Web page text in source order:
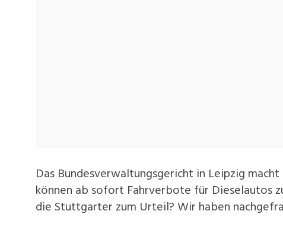
Das Bundesverwaltungsgericht in Leipzig
können ab sofort Fahrverbote für Dieselautos
die Stuttgarter zum Urteil? Wir haben